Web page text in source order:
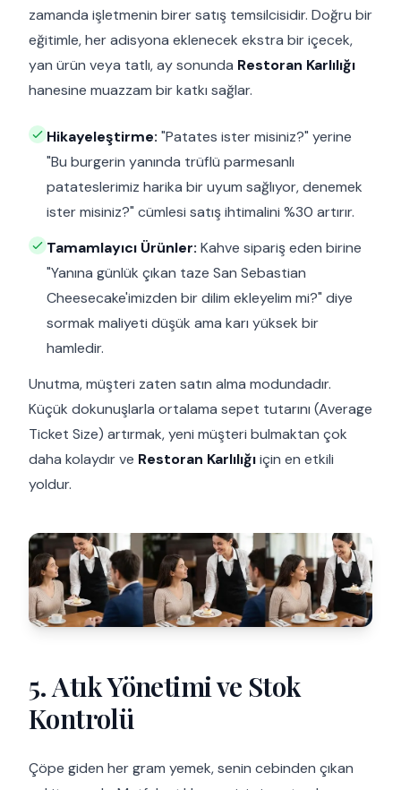
zamanda işletmenin birer satış temsilcisidir. Doğru bir
eğitimle, her adisyona eklenecek ekstra bir içecek,
yan ürün veya tatlı, ay sonunda Restoran Karlılığı
hanesine muazzam bir katkı sağlar.
Hikayeleştirme: "Patates ister misiniz?" yerine
"Bu burgerin yanında trüflü parmesanlı
patateslerimiz harika bir uyum sağlıyor, denemek
ister misiniz?" cümlesi satış ihtimalini %30 artırır.
Tamamlayıcı Ürünler: Kahve sipariş eden birine
"Yanına günlük çıkan taze San Sebastian
Cheesecake'imizden bir dilim ekleyelim mi?" diye
sormak maliyeti düşük ama karı yüksek bir
hamledir.
Unutma, müşteri zaten satın alma modundadır.
Küçük dokunuşlarla ortalama sepet tutarını (Average
Ticket Size) artırmak, yeni müşteri bulmaktan çok
daha kolaydır ve Restoran Karlılığıiçin en etkili
yoldur.
5. Atık Yönetimi ve Stok
Kontrolü
Çöpe giden her gram yemek, senin cebinden çıkan